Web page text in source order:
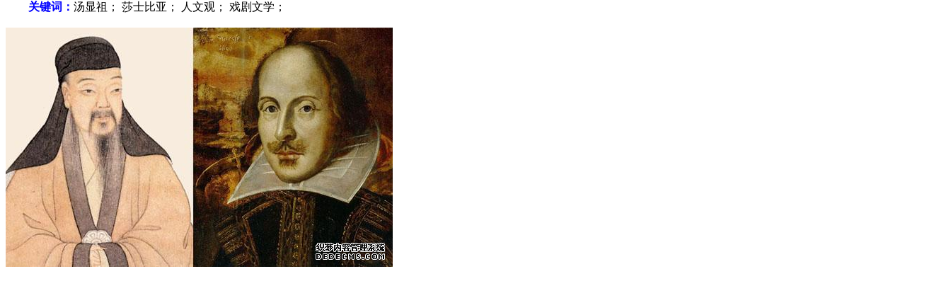
关键词： 汤显祖； 莎士比亚； 人文观； 戏剧文学；